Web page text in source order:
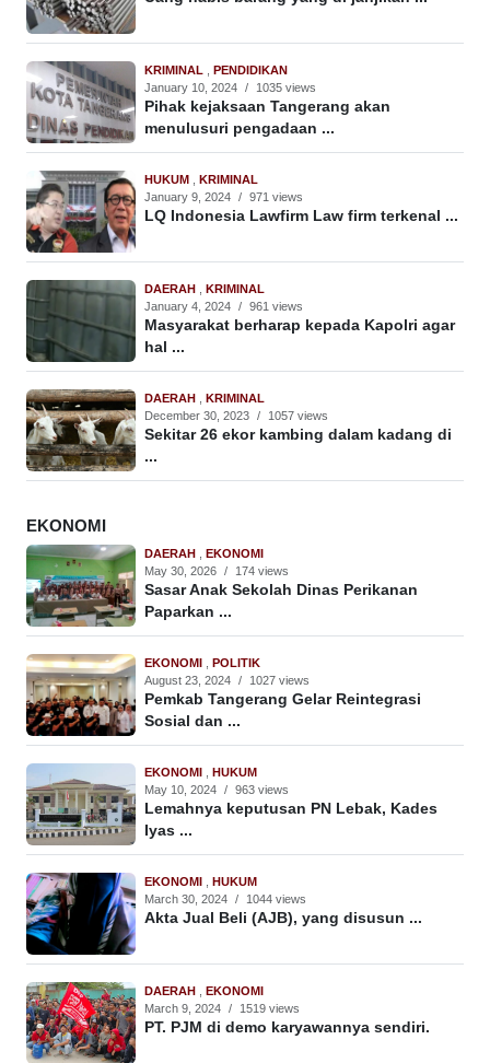
KRIMINAL
PENDIDIKAN
January 10, 2024 / 1035 views
Pihak kejaksaan Tangerang akan
menulusuri pengadaan ...
HUKUM
KRIMINAL
January 9, 2024 / 971 views
LQ Indonesia Lawfirm Law firm terkenal ...
DAERAH
KRIMINAL
January 4, 2024 / 961 views
Masyarakat berharap kepada Kapolri agar
hal ...
DAERAH
KRIMINAL
December 30, 2023 / 1057 views
Sekitar 26 ekor kambing dalam kadang di
...
EKONOMI
DAERAH
EKONOMI
May 30, 2026 / 174 views
Sasar Anak Sekolah Dinas Perikanan
Paparkan ...
EKONOMI
POLITIK
August 23, 2024 / 1027 views
Pemkab Tangerang Gelar Reintegrasi
Sosial dan ...
EKONOMI
HUKUM
May 10, 2024 / 963 views
Lemahnya keputusan PN Lebak, Kades
Iyas ...
EKONOMI
HUKUM
March 30, 2024 / 1044 views
Akta Jual Beli (AJB), yang disusun ...
DAERAH
EKONOMI
March 9, 2024 / 1519 views
PT. PJM di demo karyawannya sendiri.